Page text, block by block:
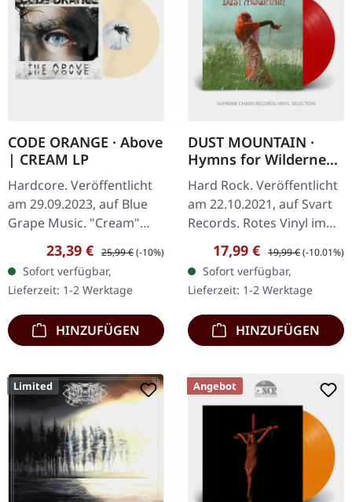
CODE ORANGE · Above
| CREAM LP
Hardcore. Veröffentlicht
am 29.09.2023, auf Blue
Grape Music. "Cream"
Vinyl. Die neueste
Veröffentlichung von
Code Orange, "The
Above", ist eine…
Verkaufspreis:
23,39 € Regulärer Preis:
25,99 €(-10%)
Sofort verfügbar,
Lieferzeit: 1-2 Werktage
HINZUFÜGEN
DUST MOUNTAIN ·
Hymns for Wilderness
| RED LP
Hard Rock. Veröffentlicht
am 22.10.2021, auf Svart
Records. Rotes Vinyl im
Gatefold-Cover. Das
Debütalbum von Dust
Mountain, "Hymns For
Wilderness",…
Verkaufspreis:
17,99 € Regulärer Preis:
19,99 €(-10.01%)
Sofort verfügbar,
Lieferzeit: 1-2 Werktage
HINZUFÜGEN
Limited Angebot